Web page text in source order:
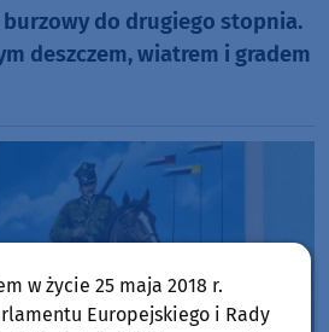
burzowy do drugiego stopnia.
deszczem, wiatrem i gradem
w życie 25 maja 2018 r.
Europejskiego i Rady